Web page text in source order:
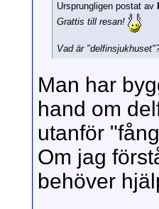
Ursprungligen postat av
Grattis till resan!
Vad är
Man har
hand om
utanför
Om jag
behöver